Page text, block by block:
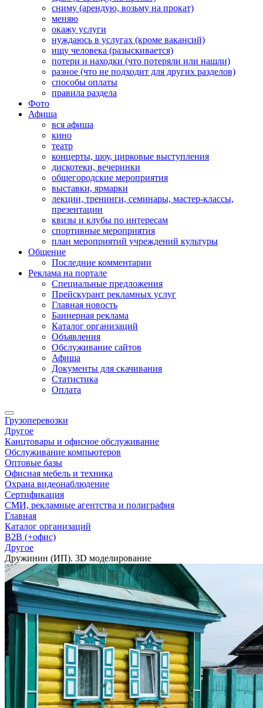
сниму (арендую, возьму на прокат)
меняю
окажу услуги
нуждаюсь в услугах (кроме вакансий)
ищу человека (разыскивается)
потери и находки (что потеряли или нашли)
разное (что не подходит для других разделов)
способы оплаты
правила раздела
Фото
Афиша
вся афиша
кино
театр
концерты, шоу, цирковые выступления
дискотеки, вечеринки
общегородские мероприятия
выставки, ярмарки
лекции, тренинги, семинары, мастер-классы,
презентации
квизы и клубы по интересам
спортивные мероприятия
план мероприятий учреждений культуры
Общение
Последние комментарии
Реклама на портале
Специальные предложения
Прейскурант рекламных услуг
Главная новость
Баннерная реклама
Каталог организаций
Объявления
Обслуживание сайтов
Афиша
Документы для скачивания
Статистика
Оплата
Грузоперевозки
Другое
Канцтовары и офисное обслуживание
Обслуживание компьютеров
Оптовые базы
Офисная мебель и техника
Охрана видеонаблюдение
Сертификация
СМИ, рекламные агентства и полиграфия
Главная
Каталог организаций
B2B (+офис)
Другое
Дружинин (ИП). 3D моделирование